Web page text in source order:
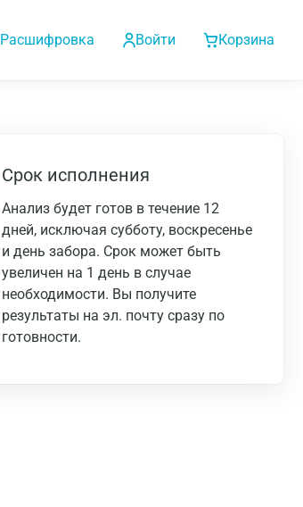
Расшифровка Войти Корзина
Срок исполнения
Анализ будет готов в течение 12
дней, исключая субботу, воскресенье
и день забора. Срок может быть
увеличен на 1 день в случае
необходимости. Вы получите
результаты на эл. почту сразу по
готовности.